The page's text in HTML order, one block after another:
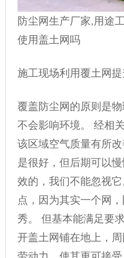
防尘网生产厂家,用途
使用盖土网 吗
施工现场利用覆土网
覆盖防尘网的原则是
不会影响环境。 经相
该区域空气质量有所
是很好，但后期可以
效的，我们不能忽视
点，因为其实一个网
秀。 但基本能满足要
开盖土网铺在地上，